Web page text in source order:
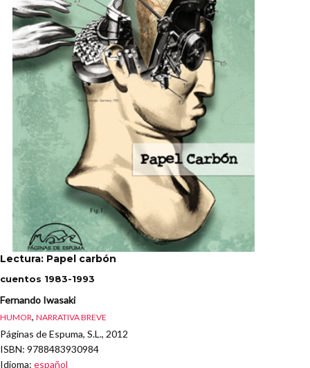
Lectura: Papel carbón
cuentos 1983-1993
Fernando Iwasaki
HUMOR, NARRATIVA BREVE
Páginas de Espuma, S.L., 2012
ISBN: 9788483930984
Idioma: español